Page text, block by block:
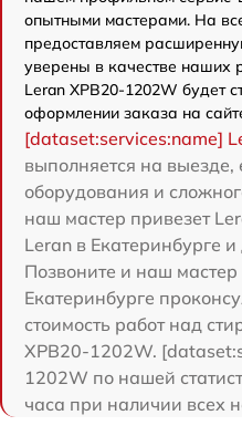
опытными мастерами. На
предоставляем
уверены в качестве наших
Leran XPB20-1202W будет
оформлении заказа на
[dataset:services:name]
выполняется на выезде,
оборудования и
наш мастер привезет
Leran в Екатеринбурге и
Позвоните и наш мастер
Екатеринбурге
стоимость работ над
XPB20-1202W.
1202W по нашей
часа при наличии всех